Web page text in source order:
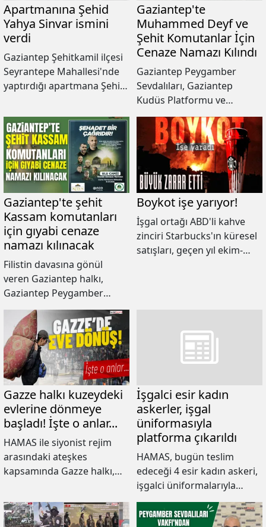
Apartmanına Şehid
Yahya Sinvar ismini
verdi
Gaziantep Şehitkamil ilçesi
Seyrantepe Mahallesi'nde
yaptırdığı apartmana Şehid
Mehmet Cahit Platin,
amacının Kudüs davası
uğrunda can veren
yiğitlerin ismini yaşatmak
olduğunu kaydetti.
Gaziantep'te
Muhammed Deyf ve
Şehit Komutanlar İçin
Cenaze Namazı Kılındı
Gaziantep Peygamber
Sevdalıları, Gaziantep
Kudüs Platformu ve
Anadolu Gençlik Derneği
Gaziantep Şubesi
tarafından Muhammed
Deyf ve Şehit Komutanlar
İçin Cenaze Namazı Kılındı.
Gaziantep'te şehit
Kassam komutanları
için gıyabi cenaze
namazı kılınacak
Filistin davasına gönül
veren Gaziantep halkı,
Gaziantep Peygamber
Sevdalıları, Gaziantep
Kudüs Platformu ve AGD
Gaziantep Şubesi
öncülüğünde, Gazze’de
şehadete yürüyen Kassam
Tugayları’nın kahraman
komutanları için bir araya
geliyor.
Boykot işe yarıyor!
İşgal ortağı ABD'li kahve
zinciri Starbucks'ın küresel
satışları, geçen yıl ekim-
Gazze halkı kuzeydeki
evlerine dönmeye
başladı! İşte o anlar...
HAMAS ile siyonist rejim
arasındaki ateşkes
kapsamında Gazze halkı,
itibaren güneyden kuzeye
geçmeye başladı.
İşgalci esir kadın
askerler, işgal
üniformasıyla
platforma çıkarıldı
HAMAS, bugün teslim
edeceği 4 esir kadın askeri,
işgalci üniformalarıyla
platforma çıkardı.